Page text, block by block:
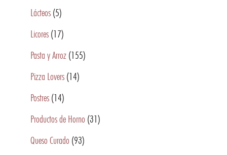
Lácteos (5)
Licores (17)
Pasta y Arroz (155)
Pizza Lovers (14)
Postres (14)
Productos de Horno (31)
Queso Curado (93)